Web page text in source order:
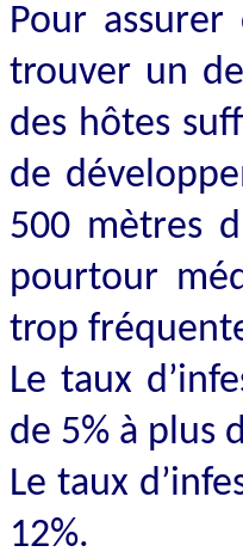
Pour
trouver un
des hôtes
de
500 mètres
pourtour
trop
Le taux
de 5% à plus
Le taux
12%.